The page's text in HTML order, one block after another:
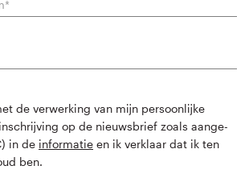
de verwerking van mijn persoonlijke
op de nieuwsbrief zoals aange-
in de informatie en ik verklaar dat ik ten
ben.